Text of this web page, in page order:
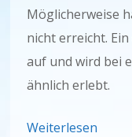
Möglicherweise
nicht erreicht.
auf und wird bei
ähnlich erlebt.
Weiterlesen